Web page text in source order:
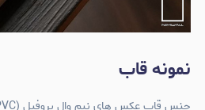
نمونه قاب